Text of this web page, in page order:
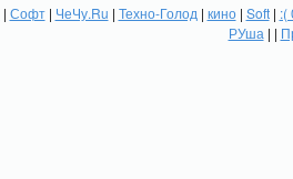
| Софт| ЧеЧу.Ru | Техно-Голод | кино| Soft| :(
РУша | |